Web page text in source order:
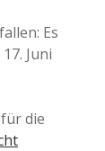
Es
Juni
die